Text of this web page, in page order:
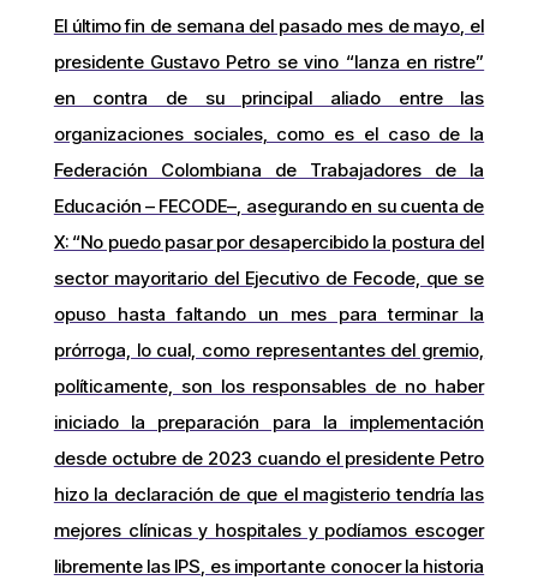
El último fin de semana del pasado mes de mayo, el
presidente Gustavo Petro se vino “lanza en ristre”
en contra de su principal aliado entre las
organizaciones sociales, como es el caso de la
Federación Colombiana de Trabajadores de la
Educación – FECODE–, asegurando en su cuenta de
X: “No puedo pasar por desapercibido la postura del
sector mayoritario del Ejecutivo de Fecode, que se
opuso hasta faltando un mes para terminar la
prórroga, lo cual, como representantes del gremio,
políticamente, son los responsables de no haber
iniciado la preparación para la implementación
desde octubre de 2023 cuando el presidente Petro
hizo la declaración de que el magisterio tendría las
mejores clínicas y hospitales y podíamos escoger
libremente las IPS, es importante conocer la historia